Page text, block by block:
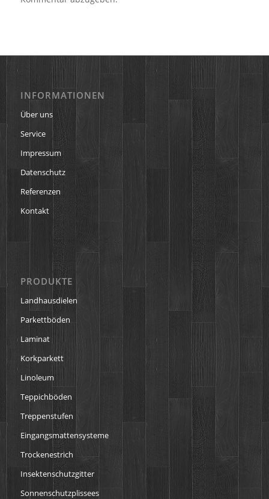
INFORMATIONEN
Über uns
Service
Impressum
Datenschutz
Referenzen
Kontakt
PRODUKTE
Landhausdielen
Parkettböden
Laminat
Korkparkett
Linoleum
Teppichböden
Treppenstufen
Eingangsmattensysteme
Trockenestrich
Insektenschutzgitter
Sonnenschutzplissees